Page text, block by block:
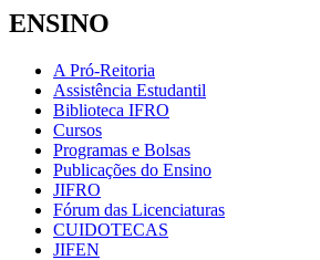
ENSINO
A Pró-Reitoria
Assistência Estudantil
Biblioteca IFRO
Cursos
Programas e Bolsas
Publicações do Ensino
JIFRO
Fórum das Licenciaturas
CUIDOTECAS
JIFEN